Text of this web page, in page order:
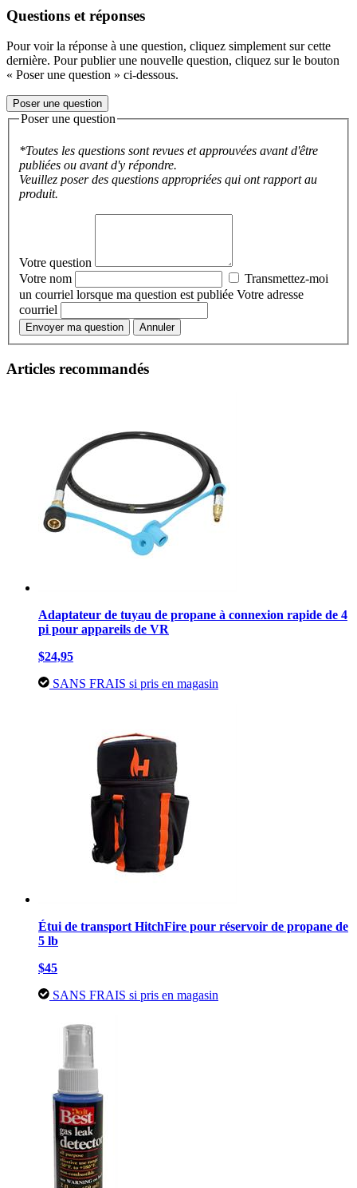
Questions et réponses
Pour voir la réponse à une question, cliquez simplement sur cette
dernière. Pour publier une nouvelle question, cliquez sur le bouton
« Poser une question » ci-dessous.
Poser une question
Poser une question
*Toutes les questions sont revues et approuvées avant d'être
publiées ou avant d'y répondre.
Veuillez poser des questions appropriées qui ont rapport au
produit.
Votre question
Votre nom
Transmettez-moi
un courriel lorsque ma question est publiée Votre adresse
courriel
Envoyer ma question Annuler
Articles recommandés
Adaptateur de tuyau de propane à connexion rapide de 4
pi pour appareils de VR
$24,95
SANS FRAIS si pris en magasin
Étui de transport HitchFire pour réservoir de propane de
5 lb
$45
SANS FRAIS si pris en magasin